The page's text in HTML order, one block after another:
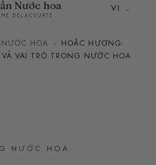
Nước hoa
DELACOURTE
VI
HOA › HOẮC HƯƠNG:
VAI TRÒ TRONG NƯỚC HOA
NƯỚC HOA